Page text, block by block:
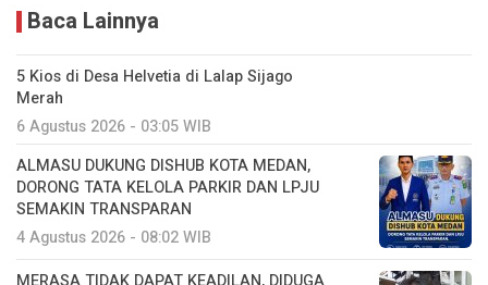
Baca Lainnya
5 Kios di Desa Helvetia di Lalap Sijago
Merah
6 Agustus 2026 - 03:05 WIB
ALMASU DUKUNG DISHUB KOTA MEDAN,
DORONG TATA KELOLA PARKIR DAN LPJU
SEMAKIN TRANSPARAN
4 Agustus 2026 - 08:02 WIB